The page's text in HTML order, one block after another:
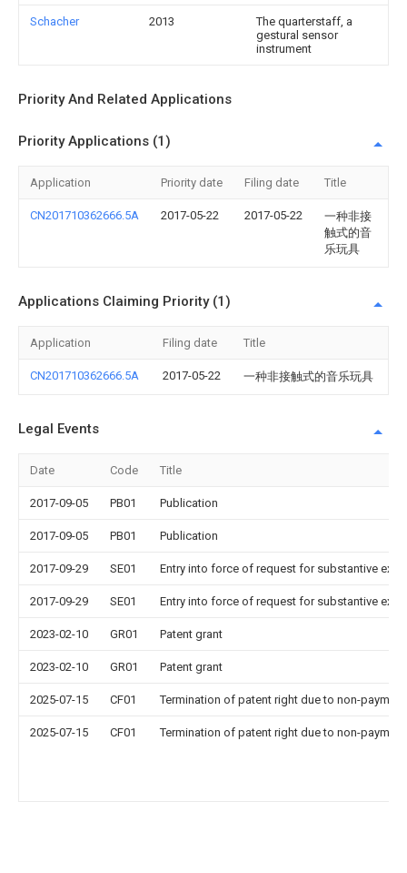
Schacher 2013
The quarterstaff, a
gestural sensor
instrument
Priority And Related Applications
Priority Applications (1)
Application Priority date Filing date Title
CN201710362666.5A 2017-05-22 2017-05-22
一种非接
触式的音
乐玩具
Applications Claiming Priority (1)
Application Filing date Title
CN201710362666.5A 2017-05-22 一种非接触式的音乐玩具
Legal Events
Date Code Title
2017-09-05 PB01 Publication
2017-09-05 PB01 Publication
2017-09-29 SE01 Entry into force of request for substantive
2017-09-29 SE01 Entry into force of request for substantive
2023-02-10 GR01 Patent grant
2023-02-10 GR01 Patent grant
2025-07-15 CF01 Termination of patent right due to non-
2025-07-15 CF01 Termination of patent right due to non-